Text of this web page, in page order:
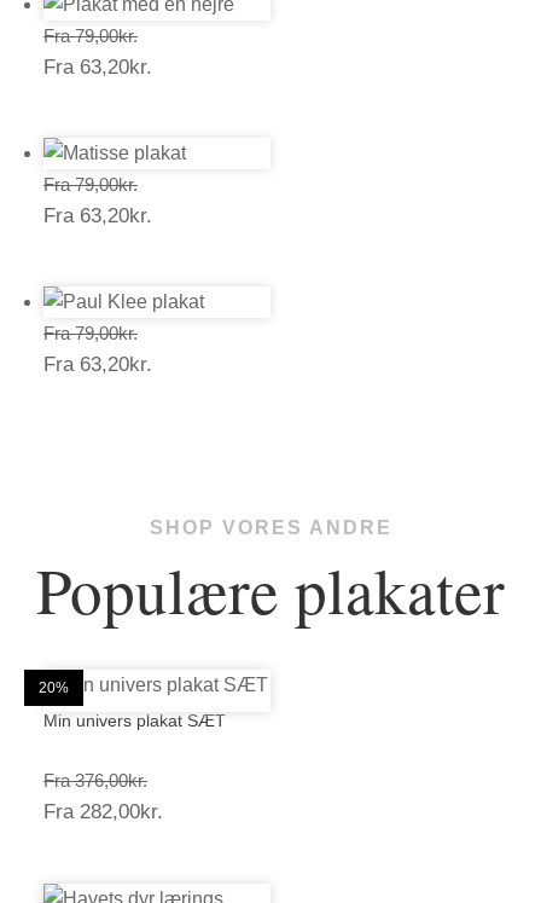
Fra 79,00kr.Prisinterval:
79,00kr.
Fra 63,20kr.
Fra 79,00kr.Prisinterval:
79,00kr.
Fra 63,20kr.
Fra 79,00kr.Prisinterval:
79,00kr.
Fra 63,20kr.
SHOP VORES ANDRE
Populære plakater
25%
Min univers plakat SÆT
Fra 376,00kr.Prisinterval:
376,00kr.
Fra 282,00kr.
25%
20%
20%
25%
20%
20%
20%
25%
20%
20%
20%